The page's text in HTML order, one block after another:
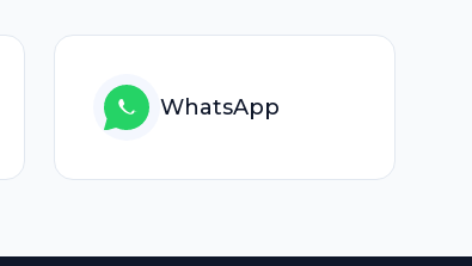
WhatsApp